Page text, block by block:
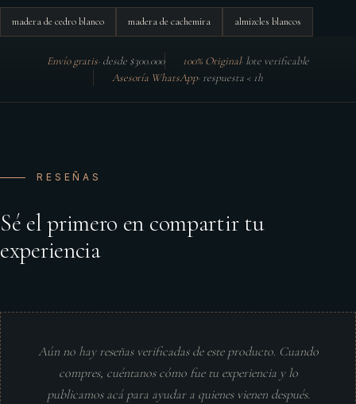
madera de cedro blanco madera de cachemira almizcles blancos
Envío gratis· desde $300.000 100% Original· lote verificable
Asesoría WhatsApp· respuesta < 1h
RESEÑAS
Sé el primero en compartir tu
experiencia
Aún no hay reseñas verificadas de este producto. Cuando
compres, cuéntanos cómo fue tu experiencia y lo
publicamos acá para ayudar a quienes vienen después.